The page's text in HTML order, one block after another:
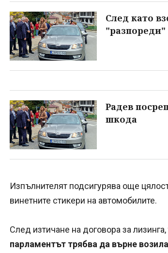
След като
Радев
шкода
Изпълнителят подсигурява още
винетните стикери на автомобилите.
След изтичане на договора за
парламентът трябва да върне